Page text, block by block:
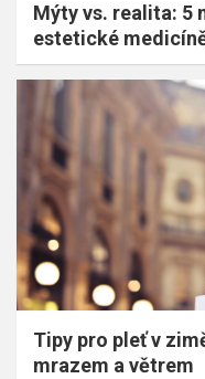
Mýty vs. realita: 5
estetické
Tipy pro pleť v
mrazem a větrem